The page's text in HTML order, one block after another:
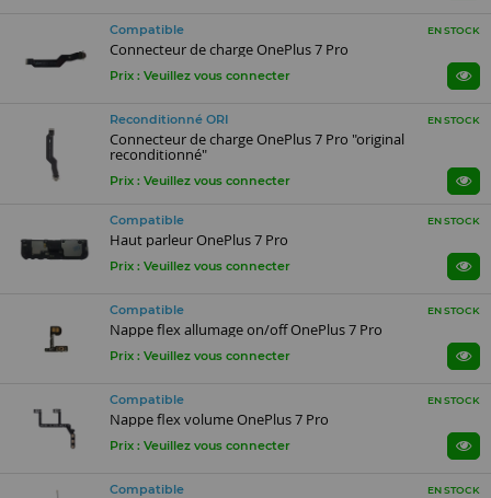
Compatible EN STOCK
Connecteur de charge OnePlus 7 Pro
Prix : Veuillez vous connecter
Reconditionné ORI EN STOCK
Connecteur de charge OnePlus 7 Pro "original
reconditionné"
Prix : Veuillez vous connecter
Compatible EN STOCK
Haut parleur OnePlus 7 Pro
Prix : Veuillez vous connecter
Compatible EN STOCK
Nappe flex allumage on/off OnePlus 7 Pro
Prix : Veuillez vous connecter
Compatible EN STOCK
Nappe flex volume OnePlus 7 Pro
Prix : Veuillez vous connecter
Compatible EN STOCK